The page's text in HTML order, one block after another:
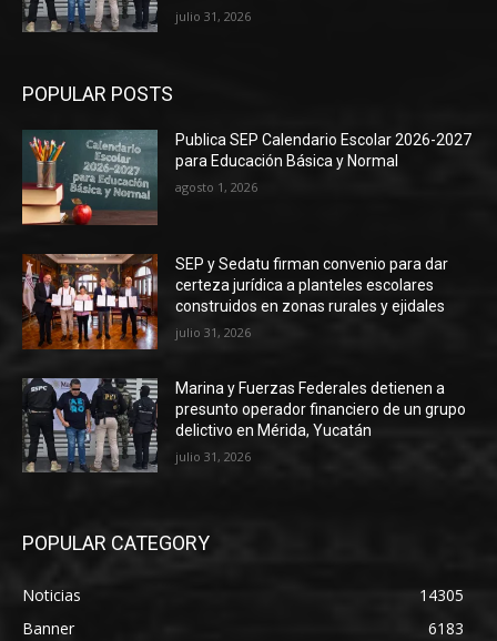
julio 31, 2026
POPULAR POSTS
Publica SEP Calendario Escolar 2026-2027
para Educación Básica y Normal
agosto 1, 2026
SEP y Sedatu firman convenio para dar
certeza jurídica a planteles escolares
construidos en zonas rurales y ejidales
julio 31, 2026
Marina y Fuerzas Federales detienen a
presunto operador financiero de un grupo
delictivo en Mérida, Yucatán
julio 31, 2026
POPULAR CATEGORY
Noticias
14305
Banner
6183